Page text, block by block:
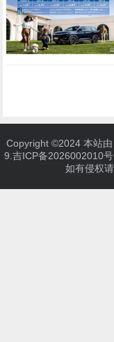
Copyright ©2024 本站
9. 吉ICP备2026002010
如有侵权